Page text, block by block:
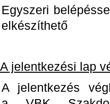
Egyszeri
elkészíthető
jelentkezési lap
A jelentkezés